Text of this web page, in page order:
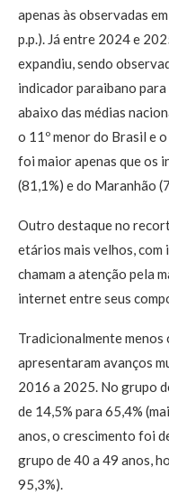
apenas às observadas
p.p.). Já entre 2024 e
expandiu, sendo
indicador paraibano
abaixo das médias
o 11º menor do Brasil e
foi maior apenas que os
(81,1%) e do Maranhão
Outro destaque no
etários mais velhos, com
chamam a atenção pela
internet entre seus
Tradicionalmente
apresentaram avanços
2016 a 2025. No grupo
de 14,5% para 65,4%
anos, o crescimento foi
grupo de 40 a 49 anos,
95,3%).